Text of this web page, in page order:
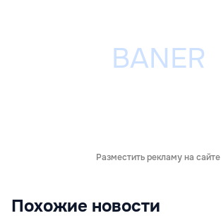
Разместить рекламу на сайте
Похожие новости